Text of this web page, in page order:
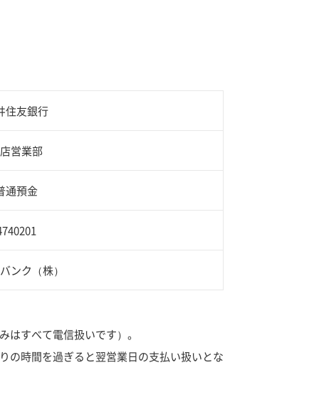
住友銀行
営業部
通預金
ンク（株）
すべて電信扱いです）。
の時間を過ぎると翌営業日の支払い扱いとな